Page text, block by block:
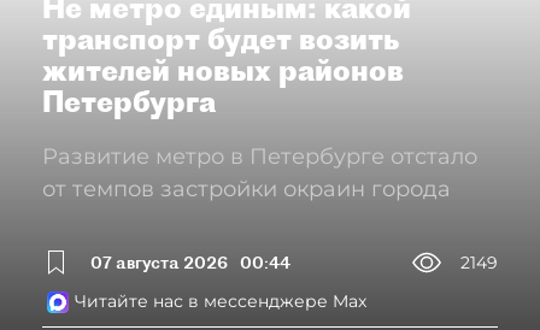
Не метро единым: какой
транспорт будет возить
жителей новых районов
Петербурга
Развитие метро в Петербурге отстало
от темпов застройки окраин города
07 августа 2026 00:44
2149
Читайте нас в мессенджере Max